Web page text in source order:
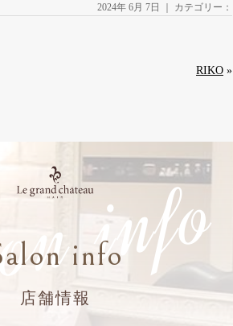
2024年 6月 7日 ｜ カテゴリー：
RIKO »
infoinfo
店舗情報